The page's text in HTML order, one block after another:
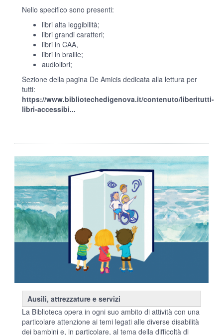
Nello specifico sono presenti:
libri alta leggibilità;
libri grandi caratteri;
libri in CAA,
libri in braille;
audiolibri;
Sezione della pagina De Amicis dedicata alla lettura per
tutti:
https://www.bibliotechedigenova.it/contenuto/liberitutti-
libri-accessibi...
Ausili, attrezzature e servizi
La Biblioteca opera in ogni suo ambito di attività con una
particolare attenzione ai temi legati alle diverse disabilità
dei bambini e, in particolare, al tema della difficoltà di